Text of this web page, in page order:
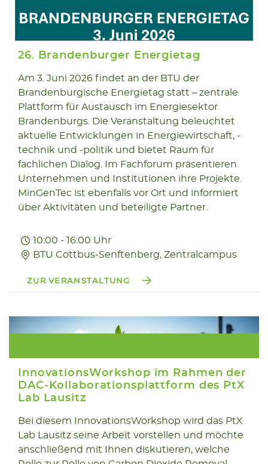
03.06
2026
26. Brandenburger Energietag
Am 3. Juni 2026 findet an der BTU der
Brandenburgische Energietag statt – zentrale
Plattform für Austausch im Energiesektor
Brandenburgs. Die Veranstaltung beleuchtet
aktuelle Entwicklungen in Energiewirtschaft, -
technik und -politik und bietet Raum für
fachlichen Dialog. Im Fachforum präsentieren
Unternehmen und Institutionen ihre Projekte.
MinGenTec ist ebenfalls vor Ort und informiert
über Aktivitäten und beteiligte Partner.
10:00 - 16:00 Uhr
BTU Cottbus-Senftenberg, Zentralcampus
ZUR VERANSTALTUNG
11.05
2026
InnovationsWorkshop im Rahmen der
DAC-Kollaborationsplattform des PtX
Lab Lausitz
Bei diesem InnovationsWorkshop wird das PtX
Lab Lausitz seine Arbeit vorstellen und möchte
anschließend mit Ihnen diskutieren, welche